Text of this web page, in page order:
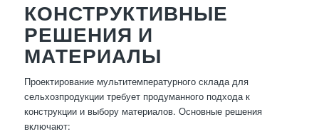
КОНСТРУКТИВНЫЕ
РЕШЕНИЯ И
МАТЕРИАЛЫ
Проектирование мультитемпературного склада для
сельхозпродукции требует продуманного подхода к
конструкции и выбору материалов. Основные решения
включают: